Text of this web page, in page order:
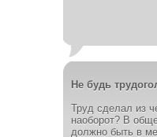
Не будь
Труд сделал из
наоборот? В
должно быть в